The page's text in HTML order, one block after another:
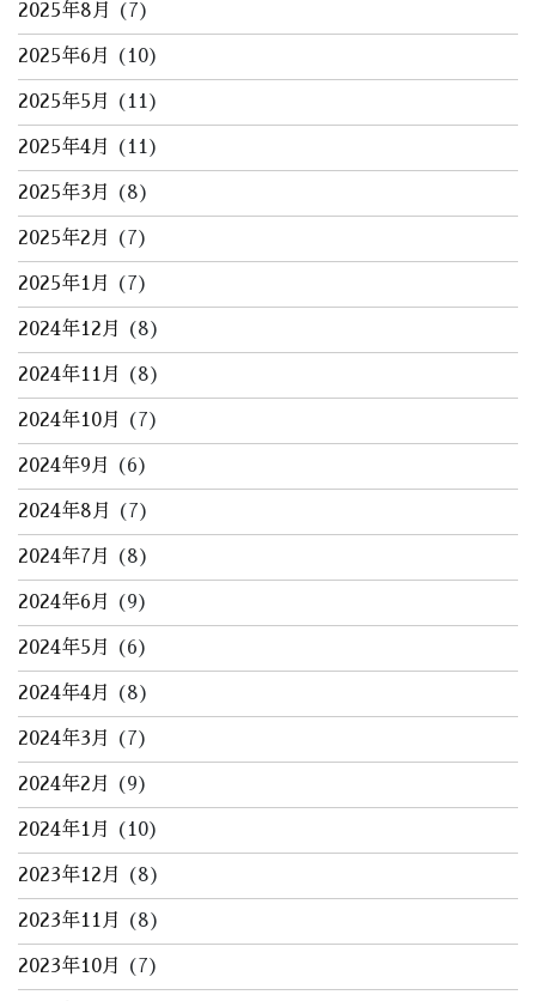
2025年8月 (7)
2025年6月 (10)
2025年5月 (11)
2025年4月 (11)
2025年3月 (8)
2025年2月 (7)
2025年1月 (7)
2024年12月 (8)
2024年11月 (8)
2024年10月 (7)
2024年9月 (6)
2024年8月 (7)
2024年7月 (8)
2024年6月 (9)
2024年5月 (6)
2024年4月 (8)
2024年3月 (7)
2024年2月 (9)
2024年1月 (10)
2023年12月 (8)
2023年11月 (8)
2023年10月 (7)